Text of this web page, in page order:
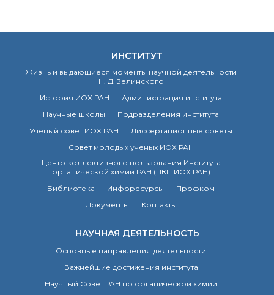
ИНСТИТУТ
Жизнь и выдающиеся моменты научной деятельности
Н. Д. Зелинского
История ИОХ РАН
Администрация института
Научные школы
Подразделения института
Ученый совет ИОХ РАН
Диссертационные советы
Совет молодых ученых ИОХ РАН
Центр коллективного пользования Института
органической химии РАН (ЦКП ИОХ РАН)
Библиотека
Инфоресурсы
Профком
Документы
Контакты
НАУЧНАЯ ДЕЯТЕЛЬНОСТЬ
Основные направления деятельности
Важнейшие достижения института
Научный Совет РАН по органической химии